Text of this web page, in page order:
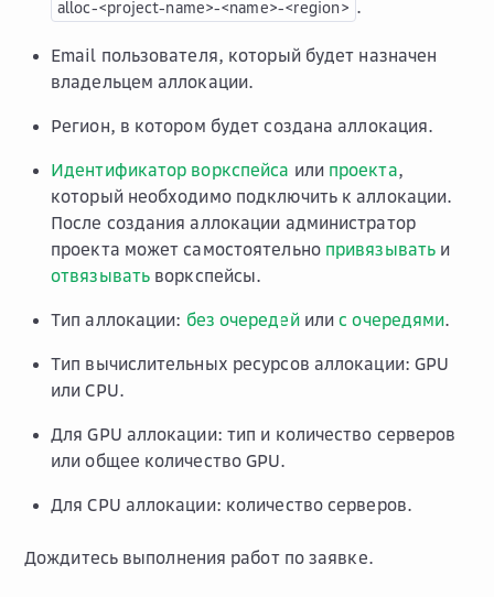
alloc-<project-name>-<name>-<region> .
Email пользователя, который будет назначен
владельцем аллокации.
Регион, в котором будет создана аллокация.
Идентификатор воркспейса или проекта,
который необходимо подключить к аллокации.
После создания аллокации администратор
проекта может самостоятельно привязывать и
отвязывать воркспейсы.
Тип аллокации: без очередейилис очередями.
Тип вычислительных ресурсов аллокации: GPU
или CPU.
Для GPU аллокации: тип и количество серверов
или общее количество GPU.
Для CPU аллокации: количество серверов.
Дождитесь выполнения работ по заявке.